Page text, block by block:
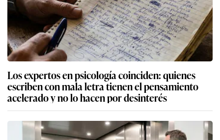
Los expertos en psicología coinciden: quienes
escriben con mala letra tienen el pensamiento
acelerado y no lo hacen por desinterés